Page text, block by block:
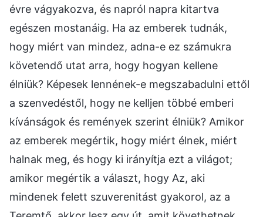
évre vágyakozva, és napról napra kitartva
egészen mostanáig. Ha az emberek tudnák,
hogy miért van mindez, adna-e ez számukra
követendő utat arra, hogy hogyan kellene
élniük? Képesek lennének-e megszabadulni ettől
a szenvedéstől, hogy ne kelljen többé emberi
kívánságok és remények szerint élniük? Amikor
az emberek megértik, hogy miért élnek, miért
halnak meg, és hogy ki irányítja ezt a világot;
amikor megértik a választ, hogy Az, aki
mindenek felett szuverenitást gyakorol, az a